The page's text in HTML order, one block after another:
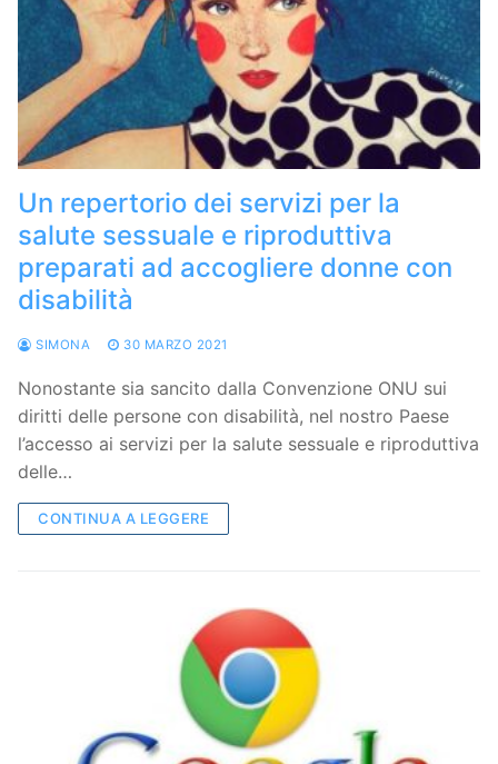
Un repertorio dei servizi per la
salute sessuale e riproduttiva
preparati ad accogliere donne con
disabilità
SIMONA 30 MARZO 2021
Nonostante sia sancito dalla Convenzione ONU sui
diritti delle persone con disabilità, nel nostro Paese
l’accesso ai servizi per la salute sessuale e riproduttiva
delle…
CONTINUA A LEGGERE